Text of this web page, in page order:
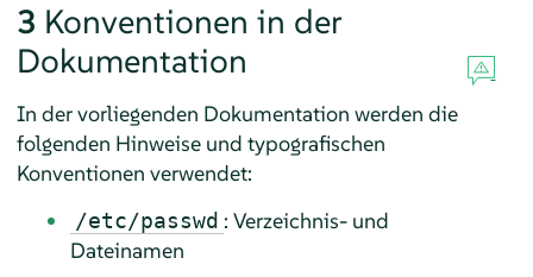
3 Konventionen in der
Dokumentation
In der vorliegenden Dokumentation werden die
folgenden Hinweise und typografischen
Konventionen verwendet:
/etc/passwd : Verzeichnis- und
Dateinamen